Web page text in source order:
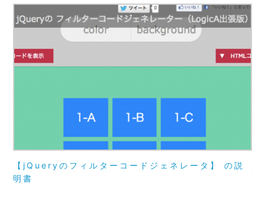
【jQueryのフィルターコードジェネレータ】 の説
明書